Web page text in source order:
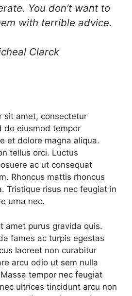
You don’t want to
with terrible advice.
Clarck
sit amet, consectetur
do eiusmod tempor
et dolore magna aliqua.
tellus orci. Luctus
ac ut consequat
Rhoncus mattis rhoncus
Tristique risus nec feugiat in
urna nec.
amet purus gravida quis.
fames ac turpis egestas
laoreet non curabitur
arcu odio ut sem nulla
tempor nec feugiat
ultrices tincidunt arcu non